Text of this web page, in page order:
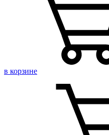
в корзине